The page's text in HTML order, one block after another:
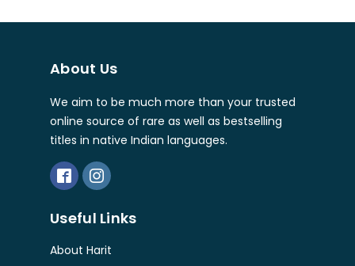
About Us
We aim to be much more than your trusted
online source of rare as well as bestselling
titles in native Indian languages.
Useful Links
About Harit